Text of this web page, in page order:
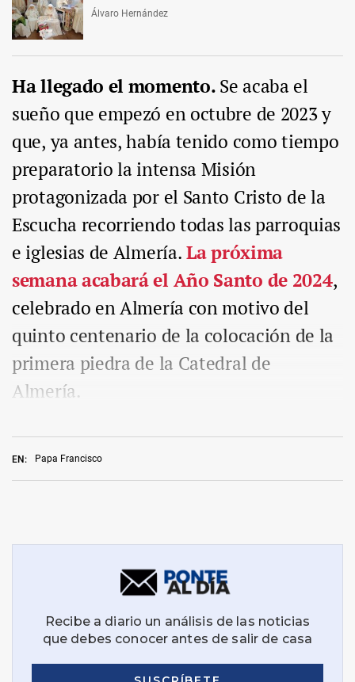
EN: Papa Francisco
Álvaro Hernández
Ha llegado el momento.Se acaba el
sueño que empezó en octubre de 2023 y
que, ya antes, había tenido como tiempo
preparatorio la intensa Misión
protagonizada por el Santo Cristo de la
Escucha recorriendo todas las parroquias
e iglesias de Almería.La próxima
semana acabará el Año Santo de 2024,
celebrado en Almería con motivo del
quinto centenario de la colocación de la
primera piedra de la Catedral de
Almería.